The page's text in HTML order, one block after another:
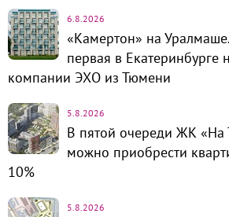
6.8.2026
«Камертон» на
первая в Екатеринбурге
компании ЭХО из Тюмени
5.8.2026
В пятой очереди ЖК «На
можно приобрести
10%
5.8.2026